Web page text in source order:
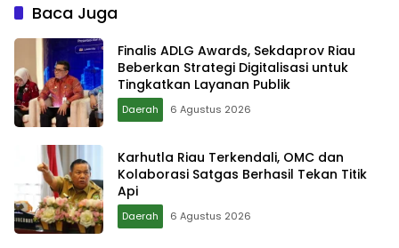
Baca Juga
Finalis ADLG Awards, Sekdaprov Riau
Beberkan Strategi Digitalisasi untuk
Tingkatkan Layanan Publik
Daerah 6 Agustus 2026
Karhutla Riau Terkendali, OMC dan
Kolaborasi Satgas Berhasil Tekan Titik
Api
Daerah 6 Agustus 2026